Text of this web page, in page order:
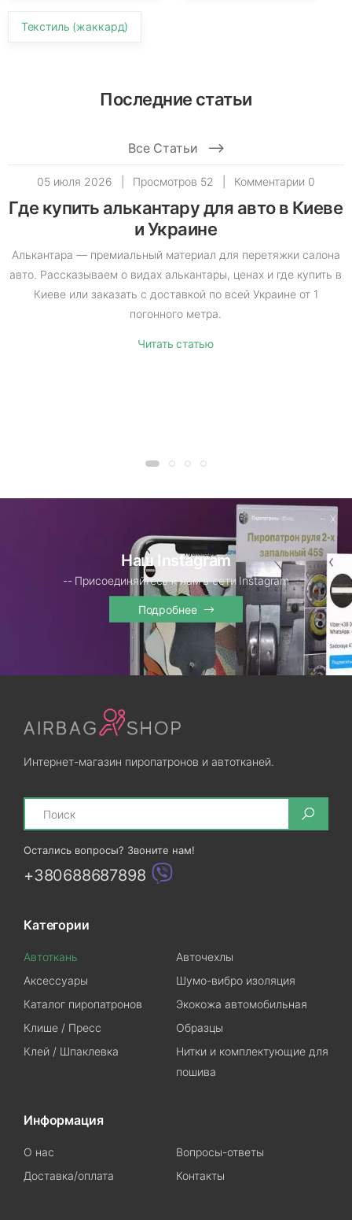
Текстиль (жаккард)
Последние статьи
Все Статьи
05 июля 2026 Просмотров 52 Комментарии 0
Где купить алькантару для авто в Киеве
и Украине
Алькантара — премиальный материал для перетяжки салона
авто. Рассказываем о видах алькантары, ценах и где купить в
Киеве или заказать с доставкой по всей Украине от 1
погонного метра.
Читать статью
Наш Instagram
-- Присоединяйтесь к нам в сети Instagram
Подробнее
Интернет-магазин пиропатронов и автотканей.
Search
Остались вопросы? Звоните нам!
+380688687898
Категории
Автоткань
Авточехлы
Аксессуары
Шумо-вибро изоляция
Каталог пиропатронов
Экокожа автомобильная
Клише / Пресс
Образцы
Клей / Шпаклевка
Нитки и комплектующие для
пошива
Информация
О нас
Вопросы-ответы
Доставка/оплата
Контакты